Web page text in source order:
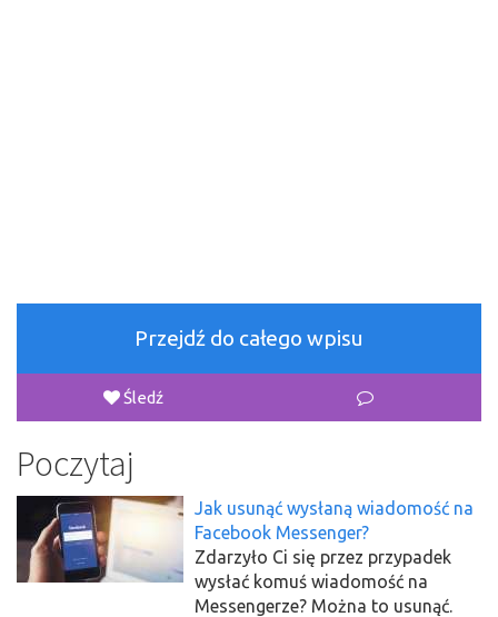
Przejdź do całego wpisu
Śledź
Poczytaj
Jak usunąć wysłaną wiadomość na
Facebook Messenger?
Zdarzyło Ci się przez przypadek
wysłać komuś wiadomość na
Messengerze? Można to usunąć.